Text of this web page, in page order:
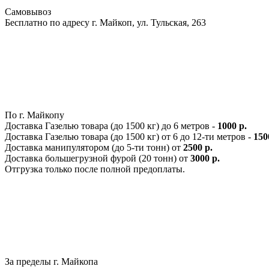
Самовывоз
Бесплатно по адресу г. Майкоп, ул. Тульская, 263
По г. Майкопу
Доставка Газелью товара (до 1500 кг) до 6 метров - 1000 р.
Доставка Газелью товара (до 1500 кг) от 6 до 12-ти метров -
Доставка манипулятором (до 5-ти тонн) от 2500 р.
Доставка большегрузной фурой (20 тонн) от 3000 р.
Отгрузка только после полной предоплаты.
За пределы г. Майкопа